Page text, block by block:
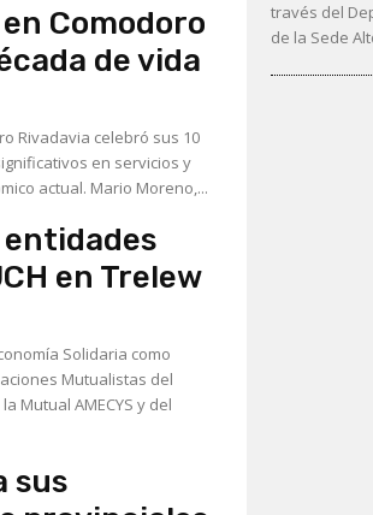
Comodoro
de vida
Rivadavia celebró sus 10
en servicios y
beneficios, pero también el impacto negativo del contexto económico actual. Mario Moreno,...
en Trelew
Solidaria como
Mutualistas del
Mutual AMECYS y del
sus
través del
de la Sede